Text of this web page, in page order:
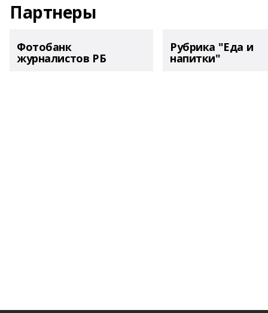
Партнеры
Фотобанк
журналистов РБ
Рубрика "Еда и
напитки"